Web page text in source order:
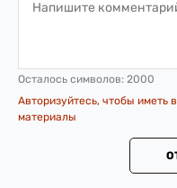
Осталось символов: 2000
Авторизуйтесь, чтобы иметь
материалы